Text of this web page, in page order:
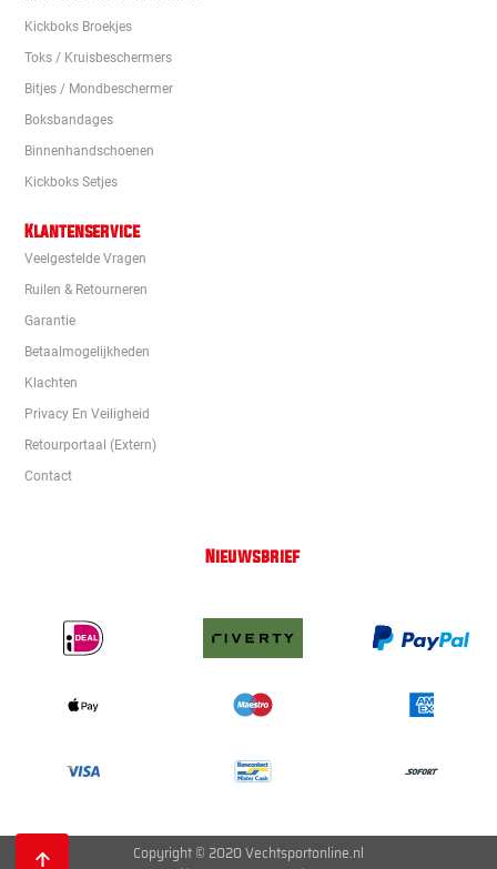
Kickboks Broekjes
Toks / Kruisbeschermers
Bitjes / Mondbeschermer
Boksbandages
Binnenhandschoenen
Kickboks Setjes
Klantenservice
Veelgestelde Vragen
Ruilen & Retourneren
Garantie
Betaalmogelijkheden
Klachten
Privacy En Veiligheid
Retourportaal (extern)
Contact
Nieuwsbrief
Copyright © 2020 Vechtsportonline.nl